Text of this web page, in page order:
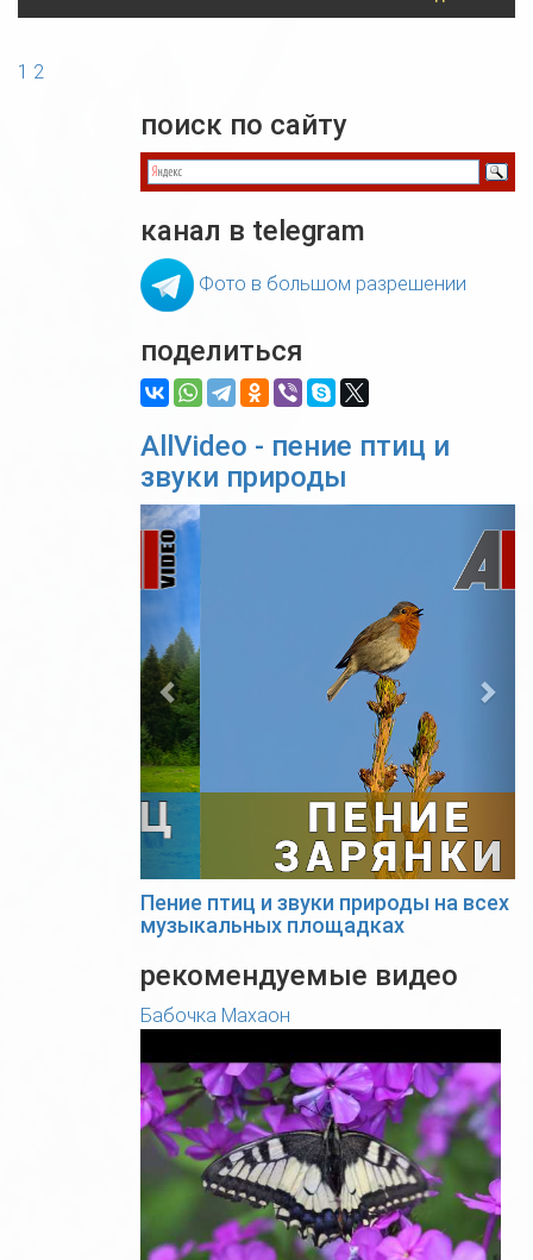
1 2
поиск по сайту
канал в telegram
Фото в большом разрешении
поделиться
AllVideo - пение птиц и
звуки природы
Previous
Пение птиц и звуки природы на всех
музыкальных площадках
рекомендуемые видео
Бабочка Махаон